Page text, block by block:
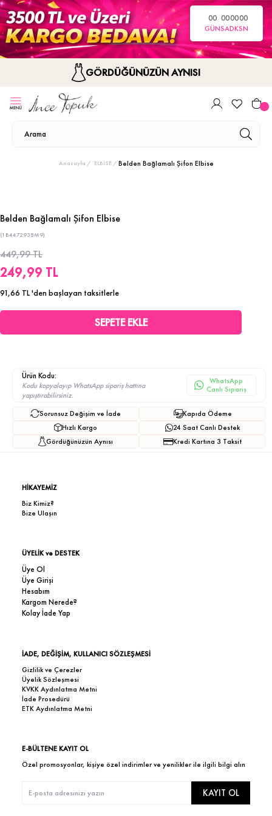
00
GÜN
00
SA
00
DK
00
SN
GÖRDÜĞÜNÜZÜN AYNISI
Anasayfa ELBİSE Belden Bağlamalı Şifon Elbise
Belden Bağlamalı Şifon Elbise
(1B4472938M9)
449,99 TL
249,99 TL
91,66 TL'den başlayan taksitlerle
Ürün Kodu:
Kodu kopyalayıp WhatsApp sipariş hattına
yapıştırabilirsiniz.
WhatsApp
Canlı Sipariş
Sorunsuz Değişim ve İade
Hızlı Kargo
Gördüğünüzün Aynısı
Kapıda Ödeme
24 Saat Canlı Destek
Kredi Kartına 3 Taksit
HİKAYEMİZ
Biz Kimiz?
Bize Ulaşın
ÜYELİK ve DESTEK
Üye Ol
Üye Girişi
Hesabım
Kargom Nerede?
Kolay İade Yap
İADE, DEĞİŞİM, KULLANICI SÖZLEŞMESİ
Gizlilik ve Çerezler
Üyelik Sözleşmesi
KVKK Aydınlatma Metni
İade Prosedürü
ETK Aydınlatma Metni
E-BÜLTENE KAYIT OL
Özel promosyonlar, kişiye özel indirimler ve yenilikler ile ilgili bilgi alın
KAYIT OL